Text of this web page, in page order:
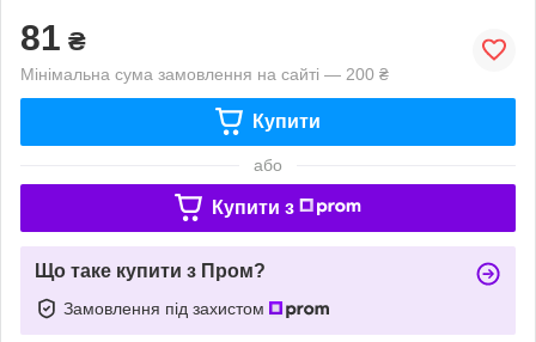
81 ₴
Мінімальна сума замовлення на сайті — 200 ₴
Купити
або
Купити з
Що таке купити з Пром?
Замовлення під захистом